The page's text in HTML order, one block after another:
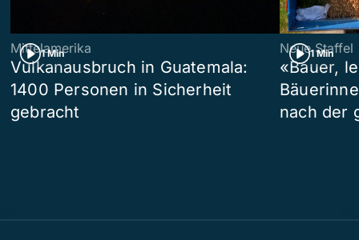
1 Min
Mittelamerika
Vulkanausbruch in Guatemala:
1400 Personen in Sicherheit
gebracht
1 Min
Neue Staffel
«Bauer,
nach der